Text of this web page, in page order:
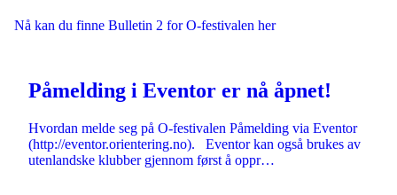
Nå kan du finne Bulletin 2 for O-festivalen her
Påmelding i Eventor er nå åpnet!
Hvordan melde seg på O-festivalen Påmelding via Eventor
(http://eventor.orientering.no). Eventor kan også brukes av
utenlandske klubber gjennom først å oppr…